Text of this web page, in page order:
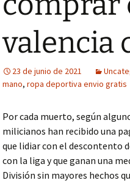
valencia
23 de junio de 2021
mano, ropa deportiva envio gratis
Por cada muerto, según
milicianos han recibido una
que lidiar con el descontento
con la liga y que ganan una
División sin mayores hechos